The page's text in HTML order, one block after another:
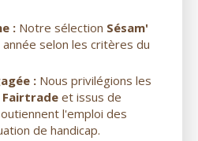
: Notre sélection Sésam'
selon les critères du
: Nous privilégions les
Fairtrade et issus de
l'emploi des
de handicap.